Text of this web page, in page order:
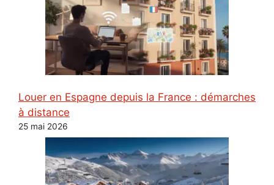
Louer en Espagne depuis la France : démarches
à distance
25 mai 2026